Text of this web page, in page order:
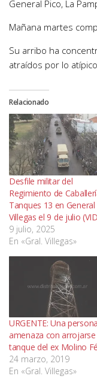
General Pico, La
Mañana martes
Su arribo ha
atraídos por lo
Relacionado
Desfile militar del
Regimiento de
Tanques 13 en General
Villegas el 9 de julio
9 julio, 2025
En «Gral. Villegas»
URGENTE: Una persona
amenaza con arrojarse
tanque del ex Molino
24 marzo, 2019
En «Gral. Villegas»